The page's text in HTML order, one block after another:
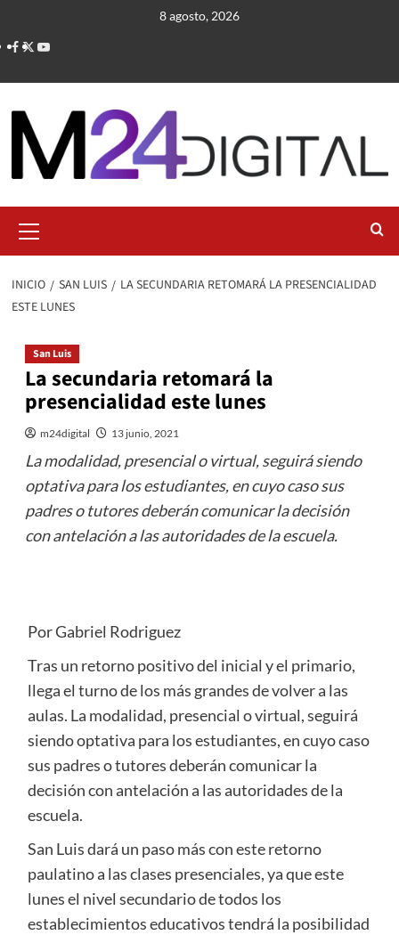
contenido
8 agosto, 2026
primario
INICIO SAN LUIS
LA SECUNDARIA RETOMARÁ LA PRESENCIALIDAD
ESTE LUNES
San Luis
La secundaria retomará la
presencialidad este lunes
m24digital 13 junio, 2021
La modalidad, presencial o virtual, seguirá siendo
optativa para los estudiantes, en cuyo caso sus
padres o tutores deberán comunicar la decisión
con antelación a las autoridades de la escuela.
Por Gabriel Rodriguez
Tras un retorno positivo del inicial y el primario,
llega el turno de los más grandes de volver a las
aulas. La modalidad, presencial o virtual, seguirá
siendo optativa para los estudiantes, en cuyo caso
sus padres o tutores deberán comunicar la
decisión con antelación a las autoridades de la
escuela.
San Luis dará un paso más con este retorno
paulatino a las clases presenciales, ya que este
lunes el nivel secundario de todos los
establecimientos educativos tendrá la posibilidad